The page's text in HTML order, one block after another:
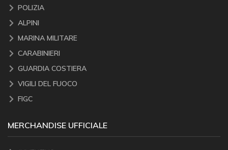
POLIZIA
ALPINI
MARINA MILITARE
CARABINIERI
GUARDIA COSTIERA
VIGILI DEL FUOCO
FIGC
MERCHANDISE UFFICIALE